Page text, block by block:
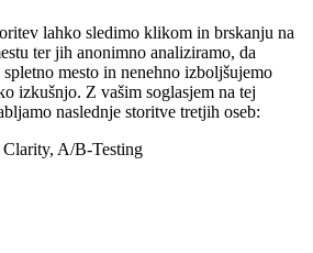
lahko sledimo klikom in brskanju na
ter jih anonimno analiziramo, da
mesto in nenehno izboljšujemo
izkušnjo. Z vašim soglasjem na tej
naslednje storitve tretjih oseb:
A/B-Testing